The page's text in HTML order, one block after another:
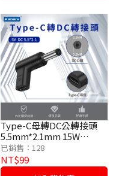
Type-C母轉DC公轉接頭
5.5mm*2.1mm 15W
/5V/3A
已銷售：128
NT$99